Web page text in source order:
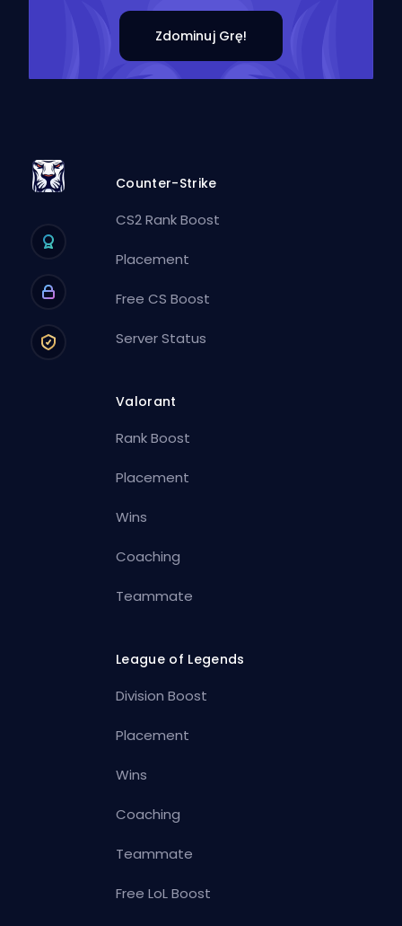
Zdominuj Grę!
Counter-Strike
CS2 Rank Boost
Placement
Free CS Boost
Server Status
Valorant
Rank Boost
Placement
Wins
Coaching
Teammate
League of Legends
Division Boost
Placement
Wins
Coaching
Teammate
Free LoL Boost